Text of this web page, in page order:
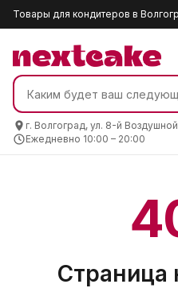
Товары для кондитеров в
г. Волгоград, ул. 8-й
Ежедневно 10:00 – 20:00
Страница